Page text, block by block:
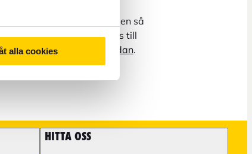
alla cookies
tänk då på att vissa ärenden så
behöver tas till
påkundservicesidan.
HITTA OSS